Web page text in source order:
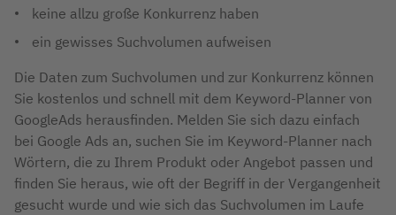
keine allzu große Konkurrenz haben
ein gewisses Suchvolumen aufweisen
Die Daten zum Suchvolumen und zur Konkurrenz können
Sie kostenlos und schnell mit dem Keyword-Planner von
GoogleAds herausfinden. Melden Sie sich dazu einfach
bei Google Ads an, suchen Sie im Keyword-Planner nach
Wörtern, die zu Ihrem Produkt oder Angebot passen und
finden Sie heraus, wie oft der Begriff in der Vergangenheit
gesucht wurde und wie sich das Suchvolumen im Laufe